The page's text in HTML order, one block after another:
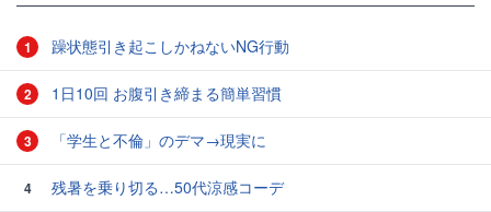
1 躁状態引き起こしかねないNG行動
2 1日10回 お腹引き締まる簡単習慣
3 「学生と不倫」のデマ→現実に
4 残暑を乗り切る…50代涼感コーデ